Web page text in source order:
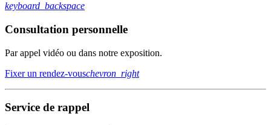
keyboard_backspace
Consultation personnelle
Par appel vidéo ou dans notre exposition.
Fixer un rendez-vouschevron_right
Service de rappel